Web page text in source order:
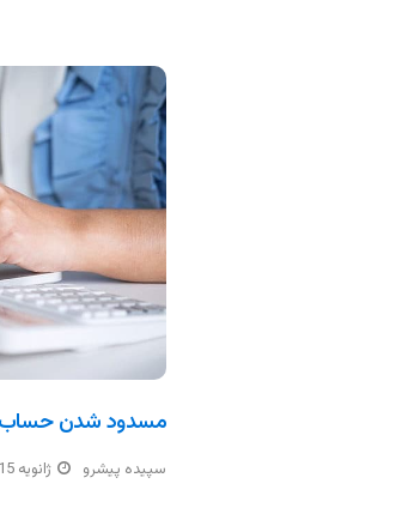
مسدود شدن حساب
سپیده پیشرو ژانویه 15, 2024